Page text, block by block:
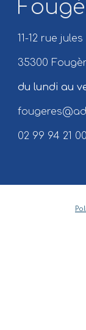
11-12 rue
35300
du lundi au
02 99 94 21 00